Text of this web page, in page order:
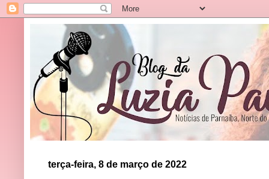
terça-feira, 8 de março de 2022